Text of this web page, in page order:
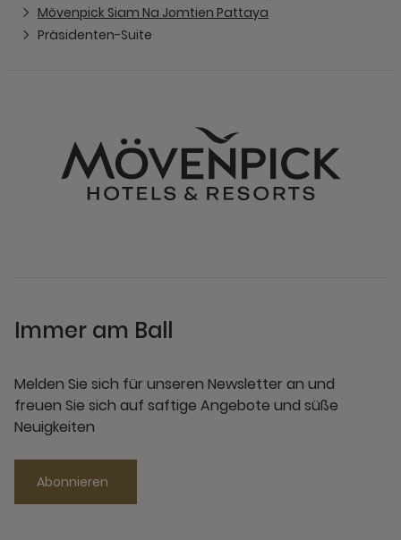
Mövenpick Siam Na Jomtien Pattaya
Präsidenten-Suite
Immer am Ball
Melden Sie sich für unseren Newsletter an und
freuen Sie sich auf saftige Angebote und süße
Neuigkeiten
Abonnieren